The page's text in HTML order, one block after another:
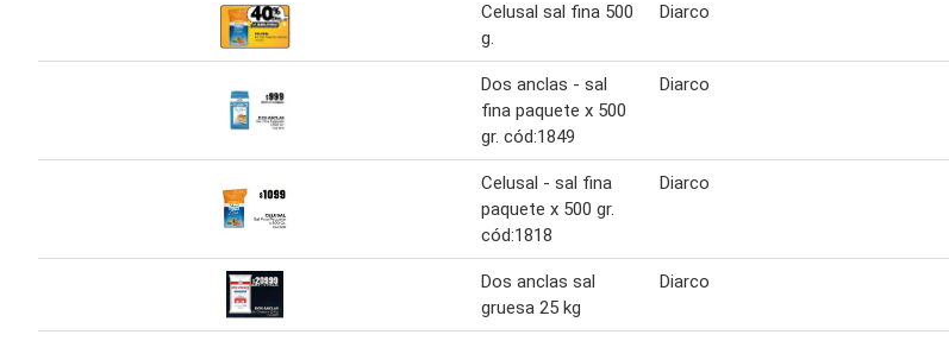
Celusal sal fina 500
g.
Diarco
Dos anclas - sal
fina paquete x 500
gr. cód:1849
Diarco
Celusal - sal fina
paquete x 500 gr.
cód:1818
Diarco
Dos anclas sal
gruesa 25 kg
Diarco